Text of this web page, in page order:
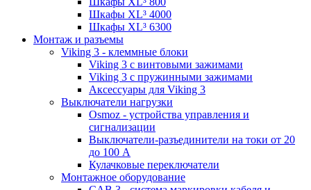
Шкафы XL³ 4000
Шкафы XL³ 6300
Монтаж и разъемы
Viking 3 - клеммные блоки
Viking 3 с винтовыми зажимами
Viking 3 с пружинными зажимами
Аксессуары для Viking 3
Выключатели нагрузки
Osmoz - устройства управления и
сигнализации
Выключатели-разъединители на токи от 20
до 100 А
Кулачковые переключатели
Монтажное оборудование